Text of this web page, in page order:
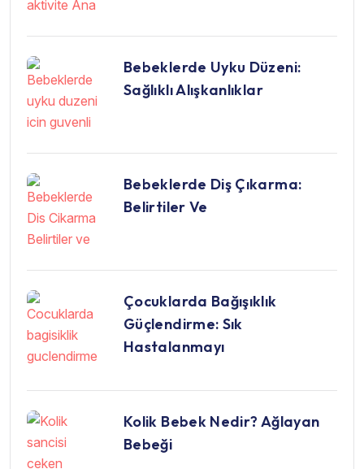
Bebeklerde Uyku Düzeni:
Sağlıklı Alışkanlıklar
Bebeklerde Diş Çıkarma:
Belirtiler Ve
Çocuklarda Bağışıklık
Güçlendirme: Sık
Hastalanmayı
Kolik Bebek Nedir? Ağlayan
Bebeği